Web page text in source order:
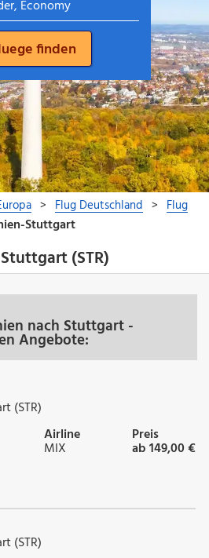
(STR)
nach Stuttgart -
Angebote:
(STR)
Airline
MIX
Preis
ab 149,00 €
(STR)